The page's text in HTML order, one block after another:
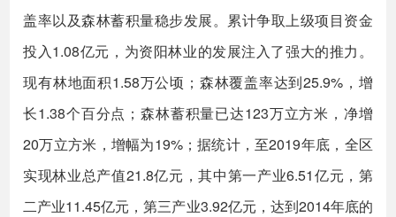
盖率以及森林蓄积量稳步发展。累计争取上级项目资金
投入1.08亿元，为资阳林业的发展注入了强大的推力。
现有林地面积1.58万公顷；森林覆盖率达到25.9%，增
长1.38个百分点；森林蓄积量已达123万立方米，净增
20万立方米，增幅为19%；据统计，至2019年底，全区
实现林业总产值21.8亿元，其中第一产业6.51亿元，第
二产业11.45亿元，第三产业3.92亿元，达到2014年底的